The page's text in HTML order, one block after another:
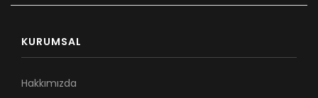
KURUMSAL
Hakkımızda